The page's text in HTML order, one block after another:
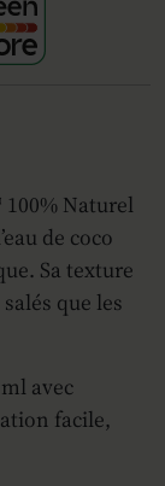
100% Naturel
de coco
Sa texture
que les
avec
facile,